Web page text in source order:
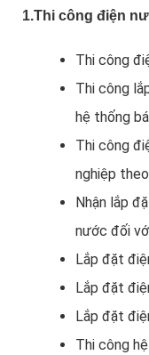
1.Thi công điện
Thi công
Thi công
hệ thống
Thi công
nghiệp
Nhận lắp
nước đối
Lắp đặt
Lắp đặt
Lắp đặt
Thi công